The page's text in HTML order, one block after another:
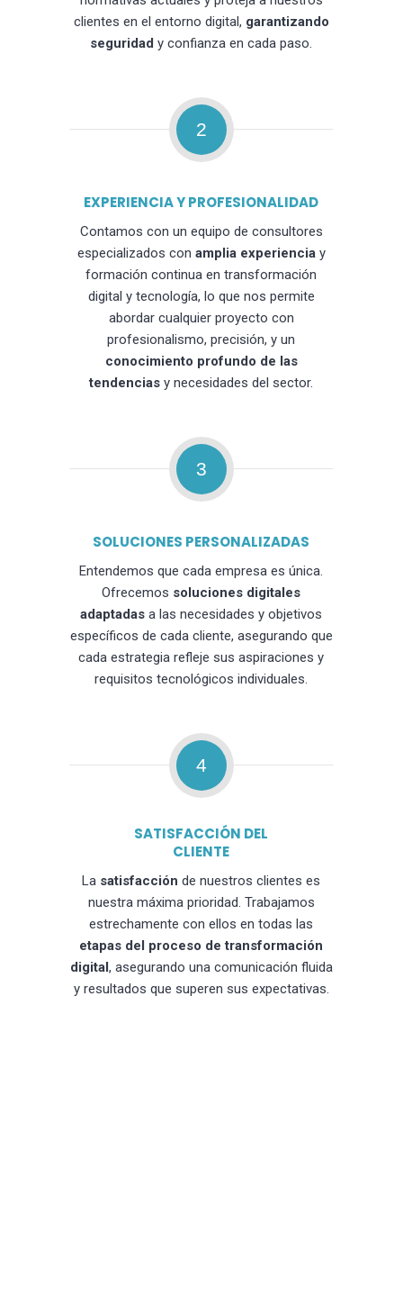
clientes en el entorno digital, garantizando
seguridad y confianza en cada paso.
2
EXPERIENCIA Y PROFESIONALIDAD
Contamos con un equipo de consultores
especializados con amplia experienciay
formación continua en transformación
digital y tecnología, lo que nos permite
abordar cualquier proyecto con
profesionalismo, precisión, y un
conocimiento profundo de las
tendencias y necesidades del sector.
3
SOLUCIONES PERSONALIZADAS
Entendemos que cada empresa es única.
Ofrecemos soluciones digitales
adaptadas a las necesidades y objetivos
específicos de cada cliente, asegurando que
cada estrategia refleje sus aspiraciones y
requisitos tecnológicos individuales.
4
SATISFACCIÓN DEL
CLIENTE
La satisfacción de nuestros clientes es
nuestra máxima prioridad. Trabajamos
estrechamente con ellos en todas las
etapas del proceso de transformación
digital, asegurando una comunicación fluida
y resultados que superen sus expectativas.